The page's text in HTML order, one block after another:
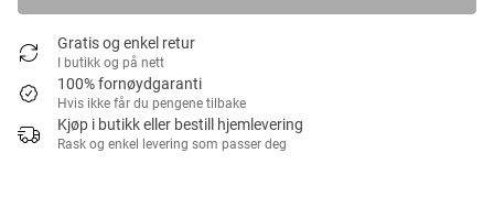
Gratis og enkel retur
I butikk og på nett
100% fornøydgaranti
Hvis ikke får du pengene tilbake
Kjøp i butikk eller bestill hjemlevering
Rask og enkel levering som passer deg